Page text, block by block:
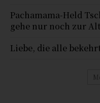
Pachamama-Held
gehe nur noch zur
Liebe, die alle